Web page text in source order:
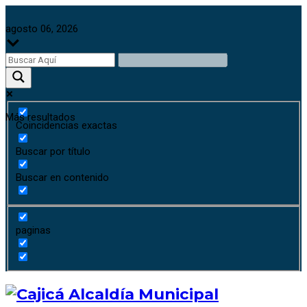
agosto 06, 2026
Más resultados
Coincidencias exactas
Buscar por título
Buscar en contenido
paginas